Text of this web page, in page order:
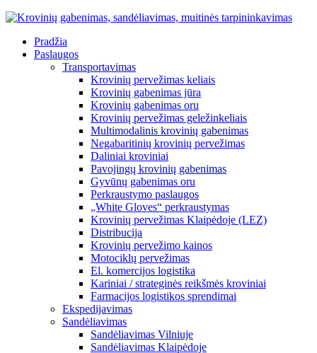
Pradžia
Paslaugos
Transportavimas
Krovinių pervežimas keliais
Krovinių gabenimas jūra
Krovinių gabenimas oru
Krovinių pervežimas geležinkeliais
Multimodalinis krovinių gabenimas
Negabaritinių krovinių pervežimas
Daliniai kroviniai
Pavojingų krovinių gabenimas
Gyvūnų gabenimas oru
Perkraustymo paslaugos
„White Gloves“ perkraustymas
Krovinių pervežimas Klaipėdoje (LEZ)
Distribucija
Krovinių pervežimo kainos
Motociklų pervežimas
El. komercijos logistika
Kariniai / strateginės reikšmės kroviniai
Farmacijos logistikos sprendimai
Ekspedijavimas
Sandėliavimas
Sandėliavimas Vilniuje
Sandėliavimas Klaipėdoje